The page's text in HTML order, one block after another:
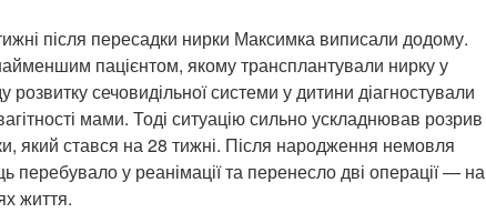
після пересадки нирки Максимка виписали додому.
пацієнтом, якому трансплантували нирку у
розвитку сечовидільної системи у дитини діагностували
мами. Тоді ситуацію сильно ускладнював розрив
який стався на 28 тижні. Після народження немовля
перебувало у реанімації та перенесло дві операції — на
життя.